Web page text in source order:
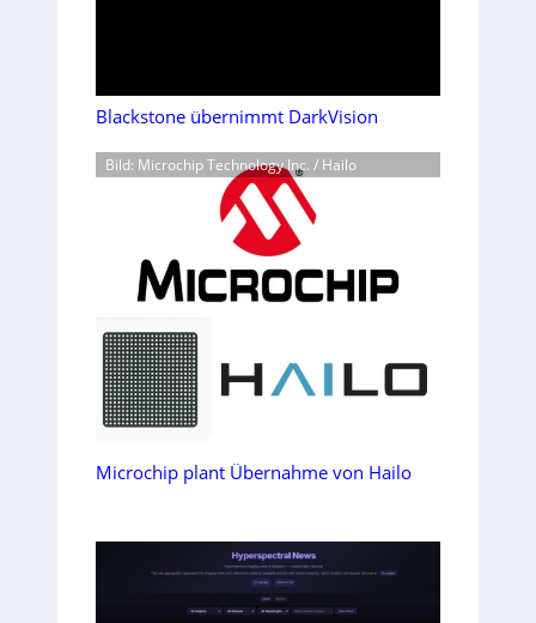
Blackstone übernimmt DarkVision
Bild: Microchip Technology Inc. / Hailo
Microchip plant Übernahme von Hailo